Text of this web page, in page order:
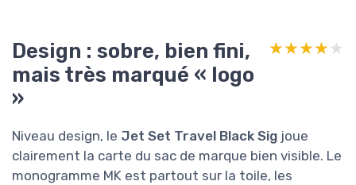
Design : sobre, bien fini,
mais très marqué « logo
»
★★★★★
★★★★★
Niveau design, le Jet Set Travel Black Sig joue
clairement la carte du sac de marque bien visible. Le
monogramme MK est partout sur la toile, les